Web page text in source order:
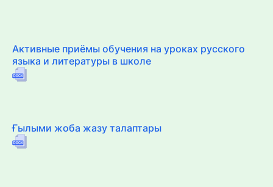
Активные приёмы обучения на уроках русского
языка и литературы в школе
Ғылыми жоба жазу талаптары